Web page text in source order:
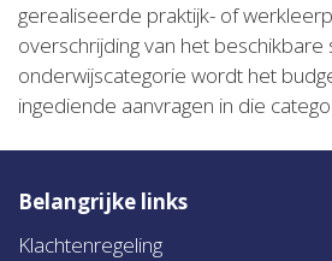
gerealiseerde praktijk- of
overschrijding van het
onderwijscategorie wordt het
ingediende aanvragen in die
Belangrijke links
Klachtenregeling